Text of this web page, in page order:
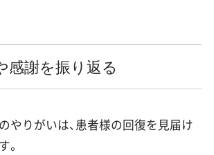
感謝を振り返る
やりがいは、患者様の回復を見届け
。